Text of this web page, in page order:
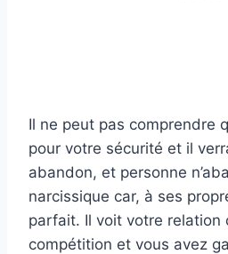
Il ne peut pas comprendre
pour votre sécurité et il
abandon, et personne
narcissique car, à ses
parfait. Il voit votre relation
compétition et vous avez